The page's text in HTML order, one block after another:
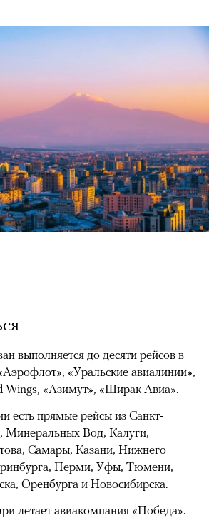
выполняется до десяти рейсов в
«Уральские авиалинии»,
Wings, «Азимут», «Ширак Авиа».
есть прямые рейсы из Санкт-
Минеральных Вод, Калуги,
Самары, Казани, Нижнего
Перми, Уфы, Тюмени,
Оренбурга и Новосибирска.
летает авиакомпания «Победа».